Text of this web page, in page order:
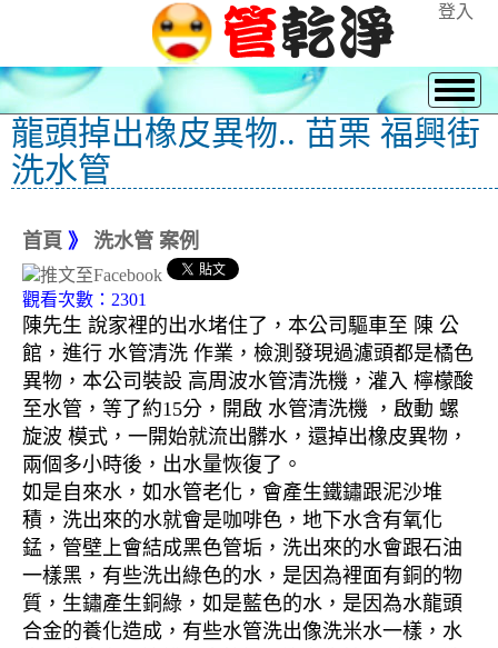
登入
龍頭掉出橡皮異物.. 苗栗 福興街
洗水管
首頁 》 洗水管 案例
觀看次數：2301
陳先生 說家裡的出水堵住了，本公司驅車至 陳 公
館，進行 水管清洗 作業，檢測發現過濾頭都是橘色
異物，本公司裝設 高周波水管清洗機，灌入 檸檬酸
至水管，等了約15分，開啟 水管清洗機 ，啟動 螺
旋波 模式，一開始就流出髒水，還掉出橡皮異物，
兩個多小時後，出水量恢復了。
如是自來水，如水管老化，會產生鐵鏽跟泥沙堆
積，洗出來的水就會是咖啡色，地下水含有氧化
錳，管壁上會結成黑色管垢，洗出來的水會跟石油
一樣黑，有些洗出綠色的水，是因為裡面有銅的物
質，生鏽產生銅綠，如是藍色的水，是因為水龍頭
合金的養化造成，有些水管洗出像洗米水一樣，水